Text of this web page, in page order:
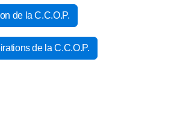
de la C.C.O.P.
de la C.C.O.P.